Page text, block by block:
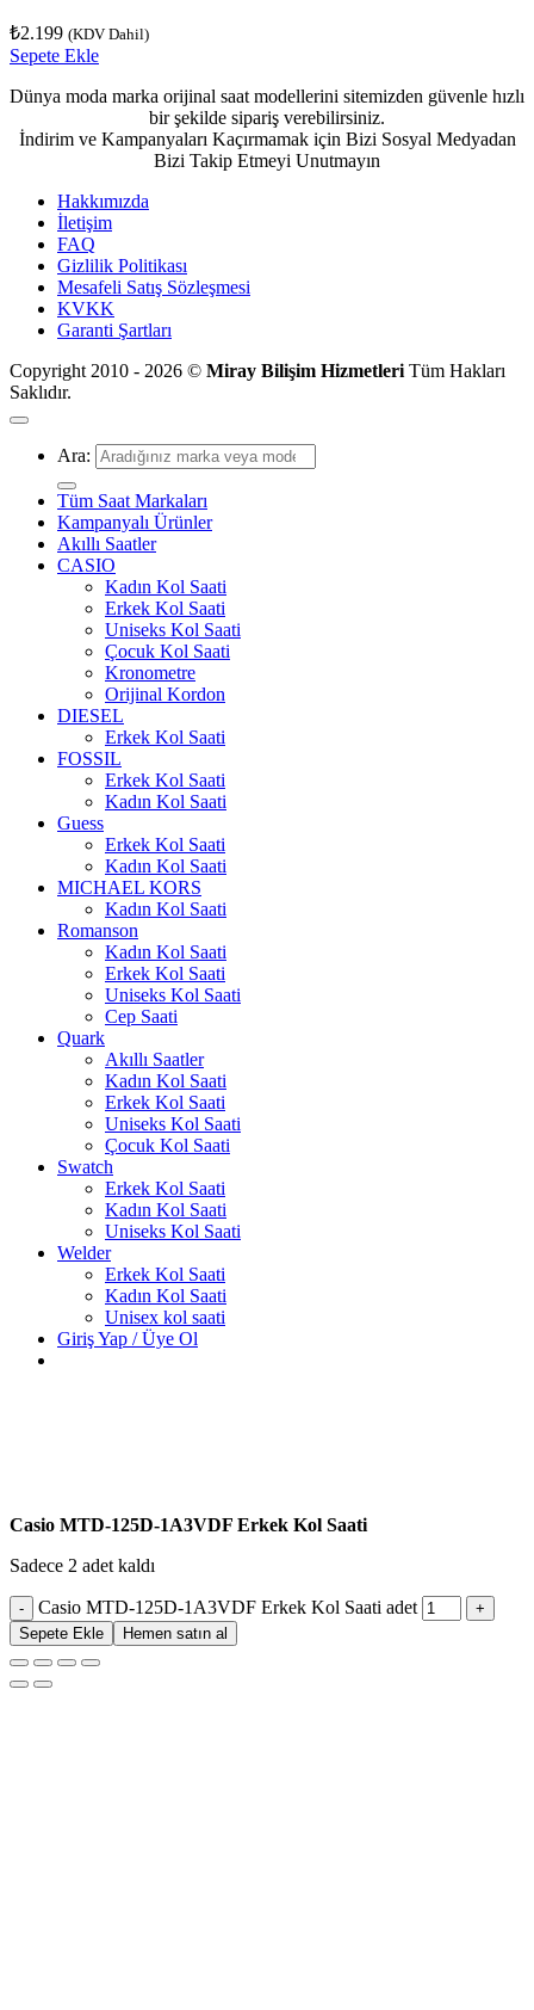
₺2.199 (KDV Dahil)
Sepete Ekle
Dünya moda marka orijinal saat modellerini sitemizden güvenle hızlı
bir şekilde sipariş verebilirsiniz.
İndirim ve Kampanyaları Kaçırmamak için Bizi Sosyal Medyadan
Bizi Takip Etmeyi Unutmayın
Hakkımızda
İletişim
FAQ
Gizlilik Politikası
Mesafeli Satış Sözleşmesi
KVKK
Garanti Şartları
Copyright 2010 - 2026 © Miray Bilişim Hizmetleri Tüm Hakları
Saklıdır.
Ara:
Tüm Saat Markaları
Kampanyalı Ürünler
Akıllı Saatler
CASIO
Kadın Kol Saati
Erkek Kol Saati
Uniseks Kol Saati
Çocuk Kol Saati
Kronometre
Orijinal Kordon
DIESEL
Erkek Kol Saati
FOSSIL
Erkek Kol Saati
Kadın Kol Saati
Guess
Erkek Kol Saati
Kadın Kol Saati
MICHAEL KORS
Kadın Kol Saati
Romanson
Kadın Kol Saati
Erkek Kol Saati
Uniseks Kol Saati
Cep Saati
Quark
Akıllı Saatler
Kadın Kol Saati
Erkek Kol Saati
Uniseks Kol Saati
Çocuk Kol Saati
Swatch
Erkek Kol Saati
Kadın Kol Saati
Uniseks Kol Saati
Welder
Erkek Kol Saati
Kadın Kol Saati
Unisex kol saati
Giriş Yap / Üye Ol
Casio MTD-125D-1A3VDF Erkek Kol Saati
Sadece 2 adet kaldı
Casio MTD-125D-1A3VDF Erkek Kol Saati adet
Sepete Ekle Hemen satın al